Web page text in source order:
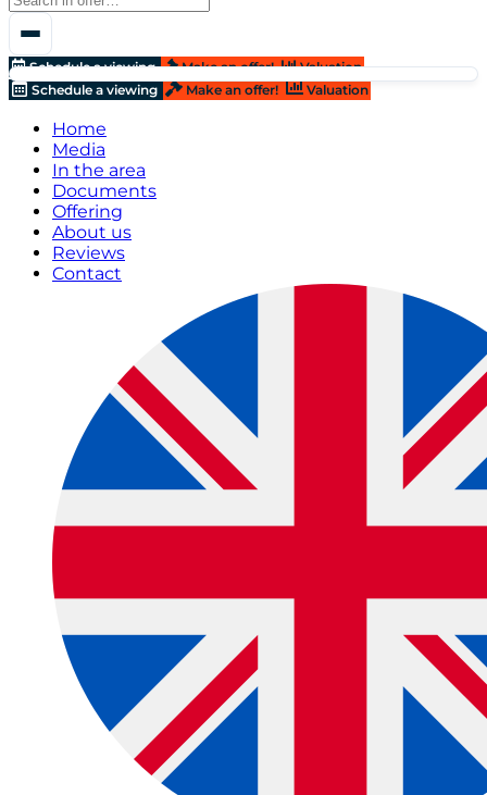
Schedule a viewing Make an offer!
Valuation
Schedule a viewing
Make an offer! Valuation
Home
Media
In the area
Documents
Offering
About us
Reviews
Contact